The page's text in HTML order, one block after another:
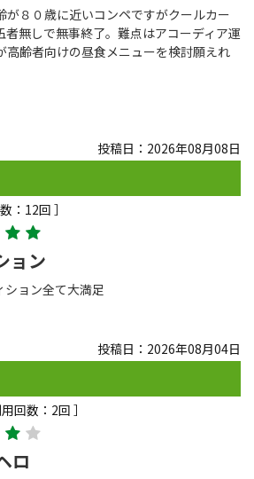
が８０歳に近いコンペですがクールカー
者無しで無事終了。難点はアコーディア運
高齢者向けの昼食メニューを検討願えれ
：12回 ］
投稿日：2026年08月08日
ョン
ション全て大満足
回数：2回 ］
投稿日：2026年08月04日
ロ